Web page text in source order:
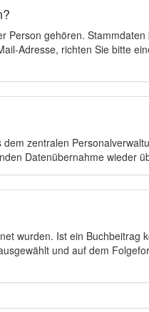
Person gehören.
Adresse, richten Sie bitte
zentralen
Datenübernahme wieder
wurden. Ist ein Buchbeitrag
und auf dem